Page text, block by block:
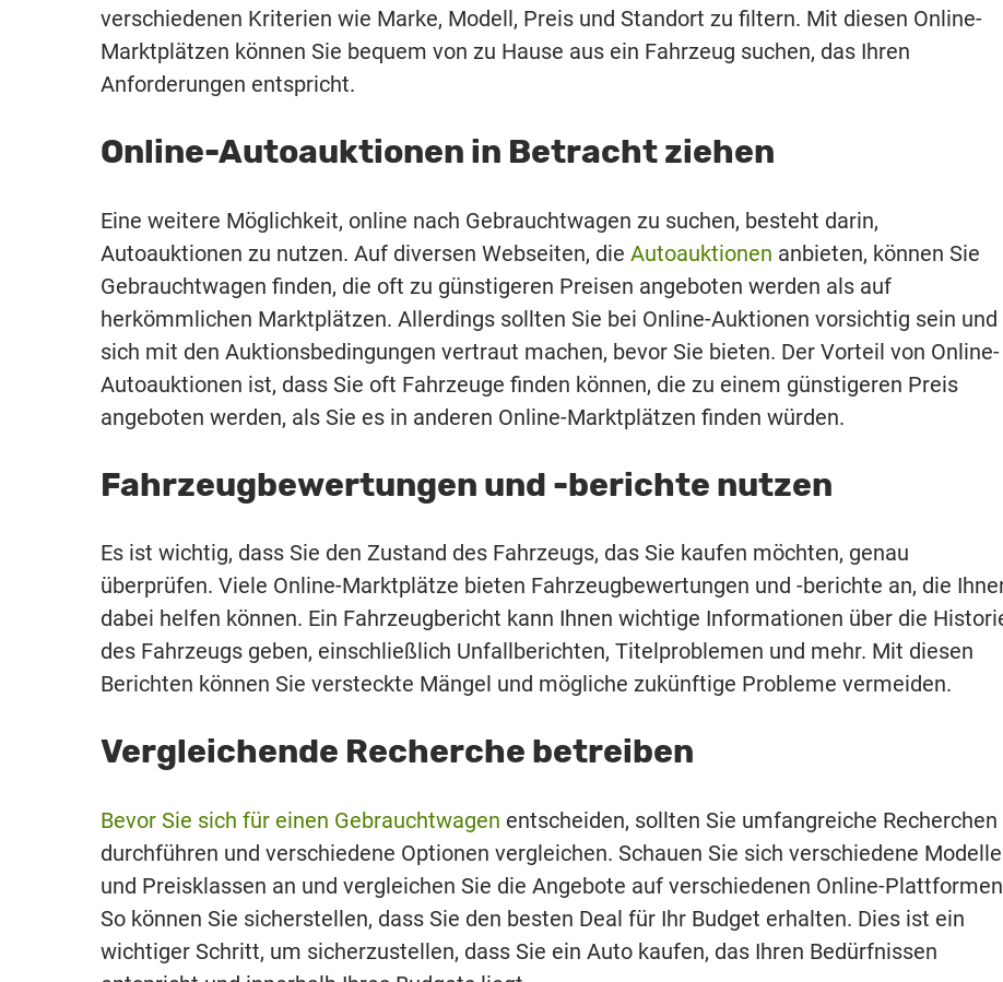
verschiedenen Kriterien wie Marke, Modell, Preis und Standort zu filtern. Mit diesen Online-
Marktplätzen können Sie bequem von zu Hause aus ein Fahrzeug suchen, das Ihren
Anforderungen entspricht.
Online-Autoauktionen in Betracht ziehen
Eine weitere Möglichkeit, online nach Gebrauchtwagen zu suchen, besteht darin,
Autoauktionen zu nutzen. Auf diversen Webseiten, die Autoauktionen anbieten, können Sie
Gebrauchtwagen finden, die oft zu günstigeren Preisen angeboten werden als auf
herkömmlichen Marktplätzen. Allerdings sollten Sie bei Online-Auktionen vorsichtig sein und
sich mit den Auktionsbedingungen vertraut machen, bevor Sie bieten. Der Vorteil von Online-
Autoauktionen ist, dass Sie oft Fahrzeuge finden können, die zu einem günstigeren Preis
angeboten werden, als Sie es in anderen Online-Marktplätzen finden würden.
Fahrzeugbewertungen und -berichte nutzen
Es ist wichtig, dass Sie den Zustand des Fahrzeugs, das Sie kaufen möchten, genau
überprüfen. Viele Online-Marktplätze bieten Fahrzeugbewertungen und -berichte an, die
dabei helfen können. Ein Fahrzeugbericht kann Ihnen wichtige Informationen über die
des Fahrzeugs geben, einschließlich Unfallberichten, Titelproblemen und mehr. Mit diesen
Berichten können Sie versteckte Mängel und mögliche zukünftige Probleme vermeiden.
Vergleichende Recherche betreiben
Bevor Sie sich für einen Gebrauchtwagen entscheiden, sollten Sie umfangreiche Recherchen
durchführen und verschiedene Optionen vergleichen. Schauen Sie sich verschiedene Modelle
und Preisklassen an und vergleichen Sie die Angebote auf verschiedenen Online-
So können Sie sicherstellen, dass Sie den besten Deal für Ihr Budget erhalten. Dies ist ein
wichtiger Schritt, um sicherzustellen, dass Sie ein Auto kaufen, das Ihren Bedürfnissen